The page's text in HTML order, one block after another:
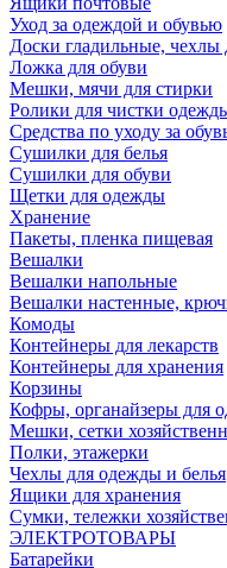
Уход за одеждой и обувью
Доски гладильные, чехлы
Ложка для обуви
Мешки, мячи для стирки
Ролики для чистки
Средства по уходу за
Сушилки для белья
Сушилки для обуви
Щетки для одежды
Хранение
Пакеты, пленка пищевая
Вешалки
Вешалки напольные
Вешалки настенные,
Комоды
Контейнеры для лекарств
Контейнеры для хранения
Корзины
Кофры, органайзеры для
Мешки, сетки
Полки, этажерки
Чехлы для одежды и белья
Ящики для хранения
Сумки, тележки
ЭЛЕКТРОТОВАРЫ
Батарейки